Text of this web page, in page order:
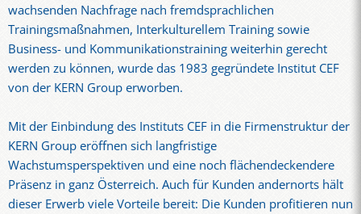
wachsenden Nachfrage nach fremdsprachlichen
Trainingsmaßnahmen, Interkulturellem Training sowie
Business- und Kommunikationstraining weiterhin gerecht
werden zu können, wurde das 1983 gegründete Institut CEF
von der KERN Group erworben.
Mit der Einbindung des Instituts CEF in die Firmenstruktur der
KERN Group eröffnen sich langfristige
Wachstumsperspektiven und eine noch flächendeckendere
Präsenz in ganz Österreich. Auch für Kunden andernorts hält
dieser Erwerb viele Vorteile bereit: Die Kunden profitieren nun